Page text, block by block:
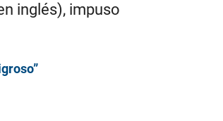
inglés), impuso